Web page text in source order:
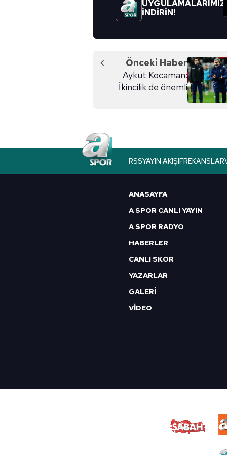
İNDİRİN!
Önceki Haber
Aykut Kocaman:
İkincilik de önemli
RSSYAYIN AKIŞIFREKANSLAR
ANASAYFA
A SPOR CANLI YAYIN
A SPOR RADYO
HABERLER
CANLI SKOR
YAZARLAR
GALERİ
VİDEO